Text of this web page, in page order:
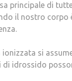
principale di
il nostro
ionizzata si
idrossido